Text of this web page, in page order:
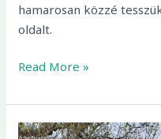
hamarosan közzé
oldalt.
Read More »
Civilek